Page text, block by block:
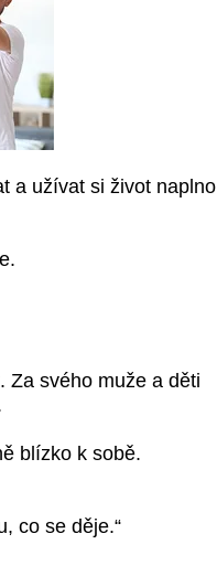
a užívat si život naplno
Za svého muže a děti
blízko k sobě.
co se děje.“